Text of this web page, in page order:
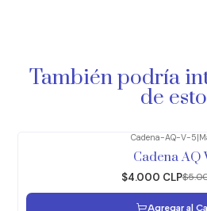
También podría
de
Cadena-AQ-V-5|
Cadena AQ
$4.000 CLP
Agregar al